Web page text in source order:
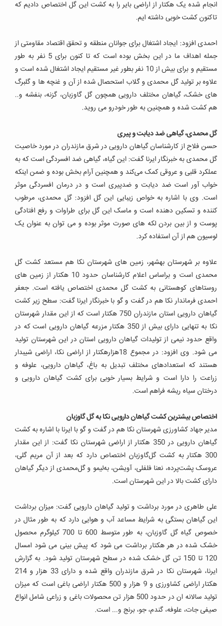
انجام شده یک هکتار از اراضی بایر را به کشت این گل اختصاص دادیم که
تاکنون کشت خوبی داشته ایم.
احمدی افزود: ایجاد اشتغال برای جوانان منطقه و تحقق اقتصاد مقاومتی از
جمله اهداف ما در این بخش بوده است که تا کنون برای 5 نفر به طور
مستقیم و برای بیش از 10 نفر بطور غیر مستقیم ایجاد اشتغال شده است و
علاوه بر تولید گل محمدی و گلاب استحصال شده از آن و غنچه ها و گلبرگ
های خشک، گیاهان مختلف دارویی همچون گل گاوزبان، گزنه، بنفشه و..
هم کشت شده و همچنین به طور خودرو می روید.
گل محمدی، گیاهی ضد دیابت و پیری
حسن فلاح از کارشناسان گیاهان دارویی در شرق مازندران در مورد خاصیت
گل محمدی به خبرنگار ایرنا گفت: این گیاه، گیاهی ضد افسردگی است که به
عملکرد قلبی و عروقی کمک می‌کند و همچنین آرام بخش بوده و ضمن اینکه
خواب آور است ضد دیابت و ضدپیری است و در درمان افسردگی موثر
است. وی با اشاره به خواص زیبایی این گل افزود: گل محمدی، مرطوب
کننده و تسکین دهنده است و ماسک این گل برای طراوات و رفع افتادگی
پوست و از بین بردن لکه های صورت موثر بوده و می توان به عنوان یک
لوسیون هم از آن استفاده کرد.
علاوه بر شهرستان بهشهر، زمین های شهرستان نکا هم مستعد کشت گل
محمدی است و براساس اعلام کارشناسان حدود 10 هکتار از زمین های
روستاهای کوهستانی به کشت گل محمدی اختصاص یافته است. جعفر
احمدی فرماندار نکا هم در گفت و گو با خبرنگار ایرنا گفت: سطح زیر کشت
گیاهان دارویی استان مازندران 750 هکتار است که از این مقدار شهرستان
نکا به تنهایی دارای بیش از 350 هکتار مزرعه گیاهان دارویی است که در
واقع حدود نیمی از تولیدات گیاهان دارویی استان در این شهرستان تولید
می شود.
وی افزود: در مجموع 18هزارهکتار از اراضی نکا، اراضی شیبدار
هستند که استعدادهای مختلف تبدیل به باغ، گیاهان دارویی، علوفه و
زراعت را دارا است و شرایط بسیار خوبی برای کشت گیاهان دارویی و
درختان سیاه ریشه فراهم است.
اختصاص بیشترین کشت گیاهان دارویی نکا به گل گاوزبان
مدیر جهاد کشاورزی شهرستان نکا هم در گفت و گو با ایرنا با اشاره به کشت
گیاهان دارویی در 350 هکتار از اراضی شهرستان نکا گفت: از این مقدار
300 هکتار به کشت گل‌گاوزبان اختصاص دارد که بعد از آن مریم گلی،
عروسک پشت‌پرده، نعنا فلفلی، آویشن، به‌لیمو و گل‌محمدی از دیگر گیاهان
دارای کشت بالا در این شهرستان است.
علی طاهری در مورد برداشت و تولید گیاهان دارویی گفت: میزان برداشت
این گیاهان بستگی به شرایط مساعد آب و هوایی دارد که به طور مثال در
خصوص گیاه گل گاوزبان، به طور متوسط 600 تا 700 کیلوگرم محصول
خشک شده در هر هکتار برداشت می شود که پیش بینی می شود امسال
120 تا 150 تن گل خشک شده در سطح شهرستان تولید شود. به گزارش
ایرنا، شهرستان نکا در شرق مازندران واقع شده و دارای 33 هزار و 214
هکتار اراضی کشاورزی و 9 هزار و 500 هکتار اراضی باغی است که میزان
تولید سالانه ان در حدود 500 هزار تن محصولات باغی و زراعی شامل انواع
صیفی جات، علوفه، گندم، جو، برنج و... است.